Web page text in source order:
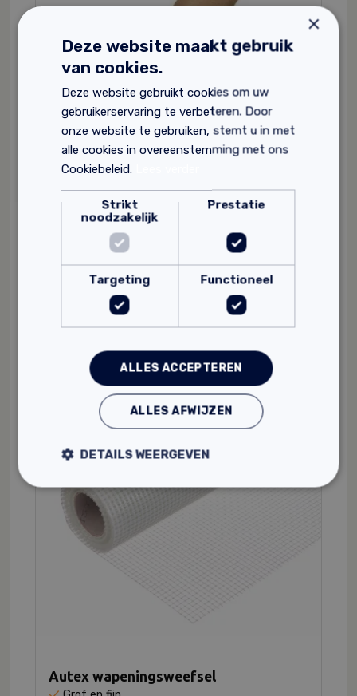
Claytec Wapeningsgaas Jute
100% natuurlijk materiaal
Ideaal voor leemstuc
Autex wapeningsweefsel
×
Deze website maakt gebruik
van cookies.
Deze website gebruikt cookies om uw
gebruikerservaring te verbeteren. Door
onze website te gebruiken, stemt u in met
alle cookies in overeenstemming met ons
Cookiebeleid.
Strikt
noodzakelijk
Prestatie
Targeting Functioneel
ALLES ACCEPTEREN
ALLES AFWIJZEN
DETAILS WEERGEVEN